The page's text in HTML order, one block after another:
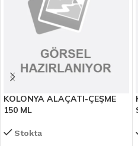
KOLONYA ALAÇATI-ÇEŞME
150 ML
Stokta